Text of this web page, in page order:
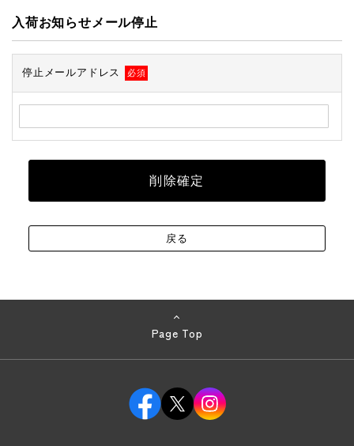
入荷お知らせメール停止
停止メールアドレス 必須
Page Top